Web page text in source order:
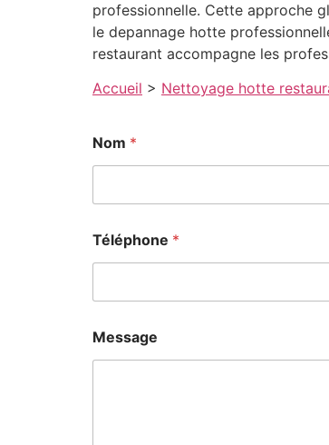
professionnelle. Cette approche
le depannage hotte
restaurant accompagne les
Accueil > Nettoyage hotte
T
é
é
h
o
n
*
Nom *
Téléphone *
Message